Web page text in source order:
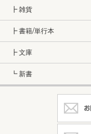
┣ 雑貨
┣ 書籍/単行本
┣ 文庫
┗ 新書